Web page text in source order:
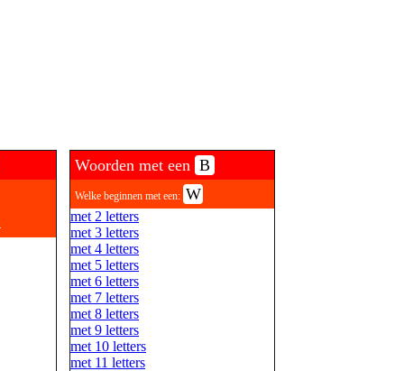
Woorden met een B
Welke beginnen met een: W
met 2 letters
met 3 letters
met 4 letters
met 5 letters
met 6 letters
met 7 letters
met 8 letters
met 9 letters
met 10 letters
met 11 letters